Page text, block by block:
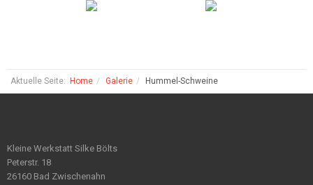
Aktuelle Seite: Home Galerie Hummel-Schweine
Kleine Werkstatt Silke Bölts
Peterstr. 18
26160 Bad Zwischenahn